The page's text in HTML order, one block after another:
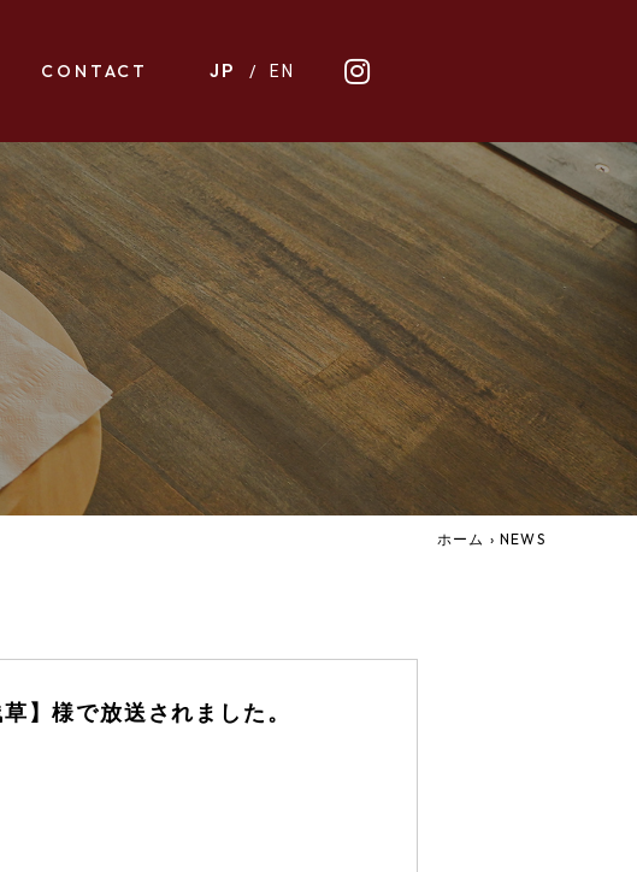
CONTACT JP / EN
ホーム › NEWS
】様で放送されました。